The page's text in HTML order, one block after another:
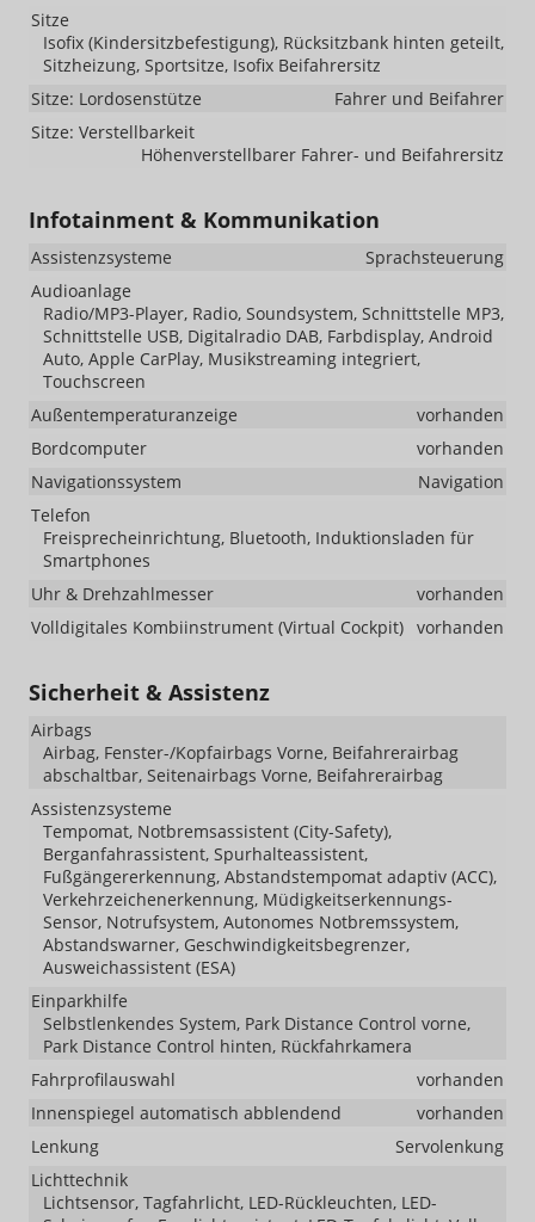
Sitze
Isofix (Kindersitzbefestigung), Rücksitzbank hinten geteilt,
Sitzheizung, Sportsitze, Isofix Beifahrersitz
Sitze: Lordosenstütze
Fahrer und Beifahrer
Sitze: Verstellbarkeit
Höhenverstellbarer Fahrer- und Beifahrersitz
Infotainment & Kommunikation
Assistenzsysteme
Sprachsteuerung
Audioanlage
Radio/MP3-Player, Radio, Soundsystem, Schnittstelle MP3,
Schnittstelle USB, Digitalradio DAB, Farbdisplay, Android
Auto, Apple CarPlay, Musikstreaming integriert,
Touchscreen
Außentemperaturanzeige
vorhanden
Bordcomputer
vorhanden
Navigationssystem
Navigation
Telefon
Freisprecheinrichtung, Bluetooth, Induktionsladen für
Smartphones
Uhr & Drehzahlmesser
vorhanden
Volldigitales Kombiinstrument (Virtual Cockpit) vorhanden
Sicherheit & Assistenz
Airbags
Airbag, Fenster-/Kopfairbags Vorne, Beifahrerairbag
abschaltbar, Seitenairbags Vorne, Beifahrerairbag
Assistenzsysteme
Tempomat, Notbremsassistent (City-Safety),
Berganfahrassistent, Spurhalteassistent,
Fußgängererkennung, Abstandstempomat adaptiv (ACC),
Verkehrzeichenerkennung, Müdigkeitserkennungs-
Sensor, Notrufsystem, Autonomes Notbremssystem,
Abstandswarner, Geschwindigkeitsbegrenzer,
Ausweichassistent (ESA)
Einparkhilfe
Selbstlenkendes System, Park Distance Control vorne,
Park Distance Control hinten, Rückfahrkamera
Fahrprofilauswahl
vorhanden
Innenspiegel automatisch abblendend
vorhanden
Lenkung
Servolenkung
Lichttechnik
Lichtsensor, Tagfahrlicht, LED-Rückleuchten, LED-